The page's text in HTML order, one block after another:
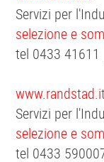
Servizi per
selezione e
tel 0433 41611
www.randstad.it
Servizi per
selezione e
tel 0433